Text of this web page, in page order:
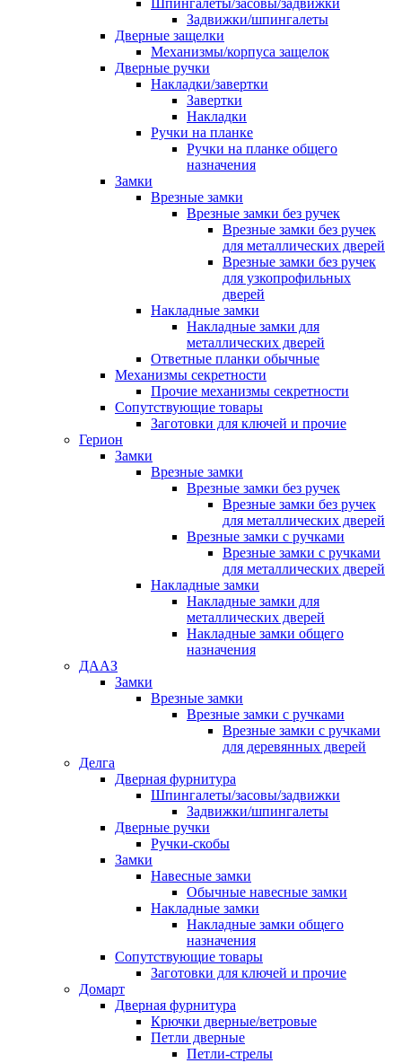
Шпингалеты/засовы/задвижки
Задвижки/шпингалеты
Дверные защелки
Механизмы/корпуса защелок
Дверные ручки
Накладки/завертки
Завертки
Накладки
Ручки на планке
Ручки на планке общего
назначения
Замки
Врезные замки
Врезные замки без ручек
Врезные замки без ручек
для металлических дверей
Врезные замки без ручек
для узкопрофильных
дверей
Накладные замки
Накладные замки для
металлических дверей
Ответные планки обычные
Механизмы секретности
Прочие механизмы секретности
Сопутствующие товары
Заготовки для ключей и прочие
Герион
Замки
Врезные замки
Врезные замки без ручек
Врезные замки без ручек
для металлических дверей
Врезные замки с ручками
Врезные замки с ручками
для металлических дверей
Накладные замки
Накладные замки для
металлических дверей
Накладные замки общего
назначения
ДААЗ
Замки
Врезные замки
Врезные замки с ручками
Врезные замки с ручками
для деревянных дверей
Делга
Дверная фурнитура
Шпингалеты/засовы/задвижки
Задвижки/шпингалеты
Дверные ручки
Ручки-скобы
Замки
Навесные замки
Обычные навесные замки
Накладные замки
Накладные замки общего
назначения
Сопутствующие товары
Заготовки для ключей и прочие
Домарт
Дверная фурнитура
Крючки дверные/ветровые
Петли дверные
Петли-стрелы